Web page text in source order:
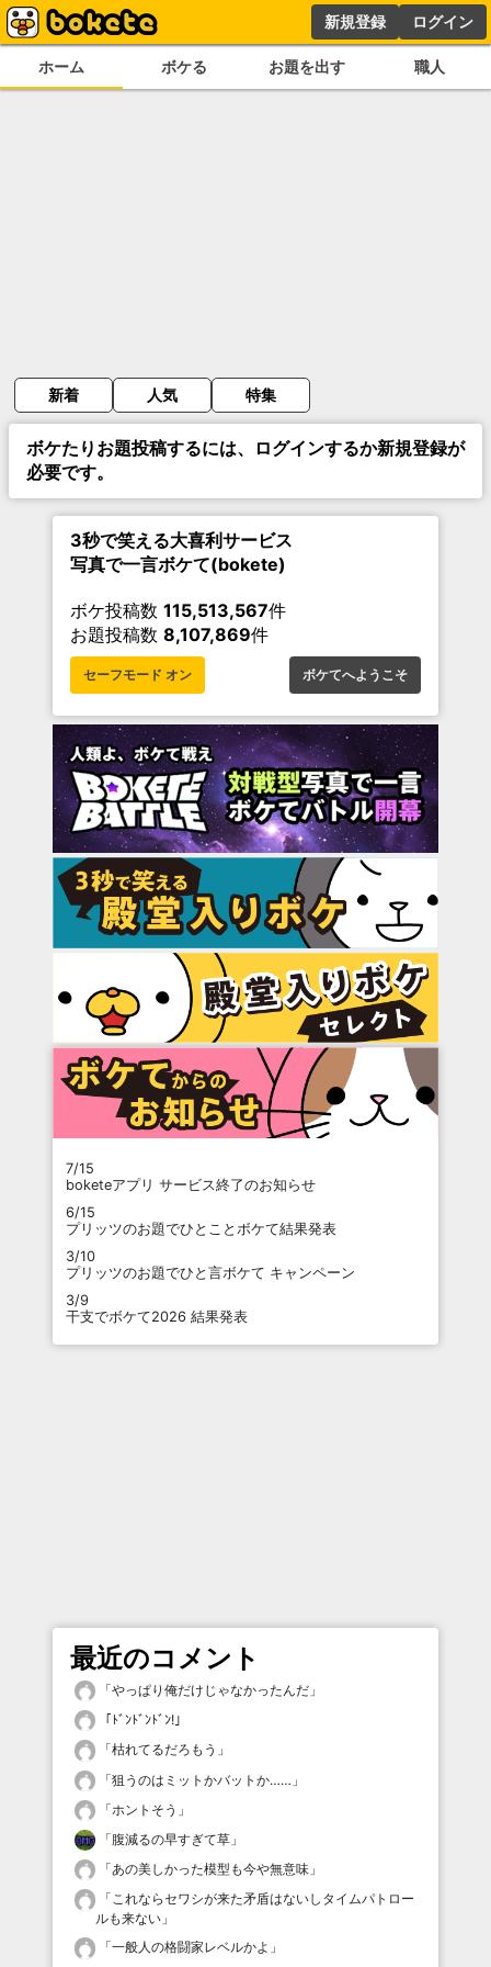
新規登録 ログイン
ホーム ボケる お題を出す 職人
新着 人気 特集
ボケたりお題投稿するには、ログインするか新規登録が
必要です。
3秒で笑える大喜利サービス
写真で一言ボケて(bokete)
ボケ投稿数 115,513,567件
お題投稿数 8,107,869件
セーフモード オン ボケてへようこそ
7/15
boketeアプリ サービス終了のお知らせ
6/15
プリッツのお題でひとことボケて結果発表
3/10
プリッツのお題でひと言ボケて キャンペーン
3/9
干支でボケて2026 結果発表
最近のコメント
「やっぱり俺だけじゃなかったんだ 」
「 ﾄﾞﾝﾄﾞﾝﾄﾞﾝ! 」
「枯れてるだろもう 」
「狙うのはミットかバットか…… 」
「ホントそう 」
「腹減るの早すぎて草 」
「あの美しかった模型も今や無意味 」
「これならセワシが来た矛盾はないしタイムパトロー
ルも来ない 」
「一般人の格闘家レベルかよ 」